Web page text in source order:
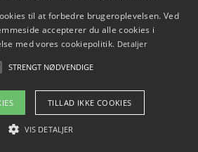
troværdigt online casino: Din
underholdning
2026 - Pilanto Aps
til at forbedre brugeroplevelsen. Ved
accepterer du alle cookies i
med vores cookiepolitik. Detaljer
STRENGT NØDVENDIGE
TILLAD IKKE COOKIES
VIS DETALJER